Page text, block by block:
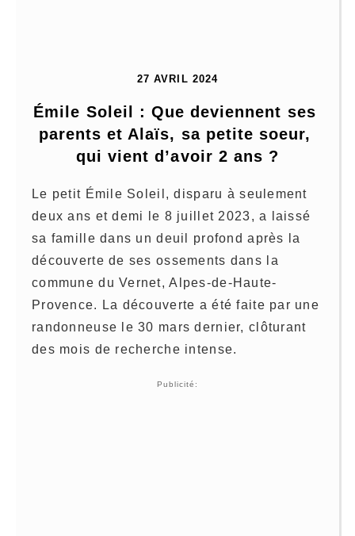
27 AVRIL 2024
Émile Soleil : Que deviennent ses
parents et Alaïs, sa petite soeur,
qui vient d’avoir 2 ans ?
Le petit Émile Soleil, disparu à seulement
deux ans et demi le 8 juillet 2023, a laissé
sa famille dans un deuil profond après la
découverte de ses ossements dans la
commune du Vernet, Alpes-de-Haute-
Provence. La découverte a été faite par une
randonneuse le 30 mars dernier, clôturant
des mois de recherche intense.
Publicité: